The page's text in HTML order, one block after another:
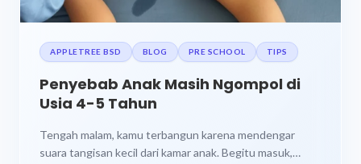
APPLETREE BSD BLOG PRE SCHOOL TIPS
Penyebab Anak Masih Ngompol di
Usia 4-5 Tahun
Tengah malam, kamu terbangun karena mendengar
suara tangisan kecil dari kamar anak. Begitu masuk,